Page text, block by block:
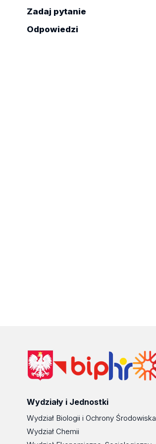
Zadaj pytanie
Odpowiedzi
Wydziały i Jednostki
Wydział Biologii i Ochrony Środowiska
Wydział Chemii